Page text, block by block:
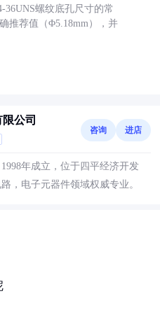
36UNS螺纹底孔尺寸的常
推荐值（Φ5.18mm），并
公司
咨询 进店
年成立，位于四平经济开发
，电子元器件领域权威专业。